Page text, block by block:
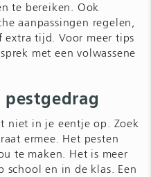
te bereiken. Ook
aanpassingen regelen,
extra tijd. Voor meer tips
met een volwassene
niet in je eentje op. Zoek
ermee. Het pesten
te maken. Het is meer
school en in de klas. Een